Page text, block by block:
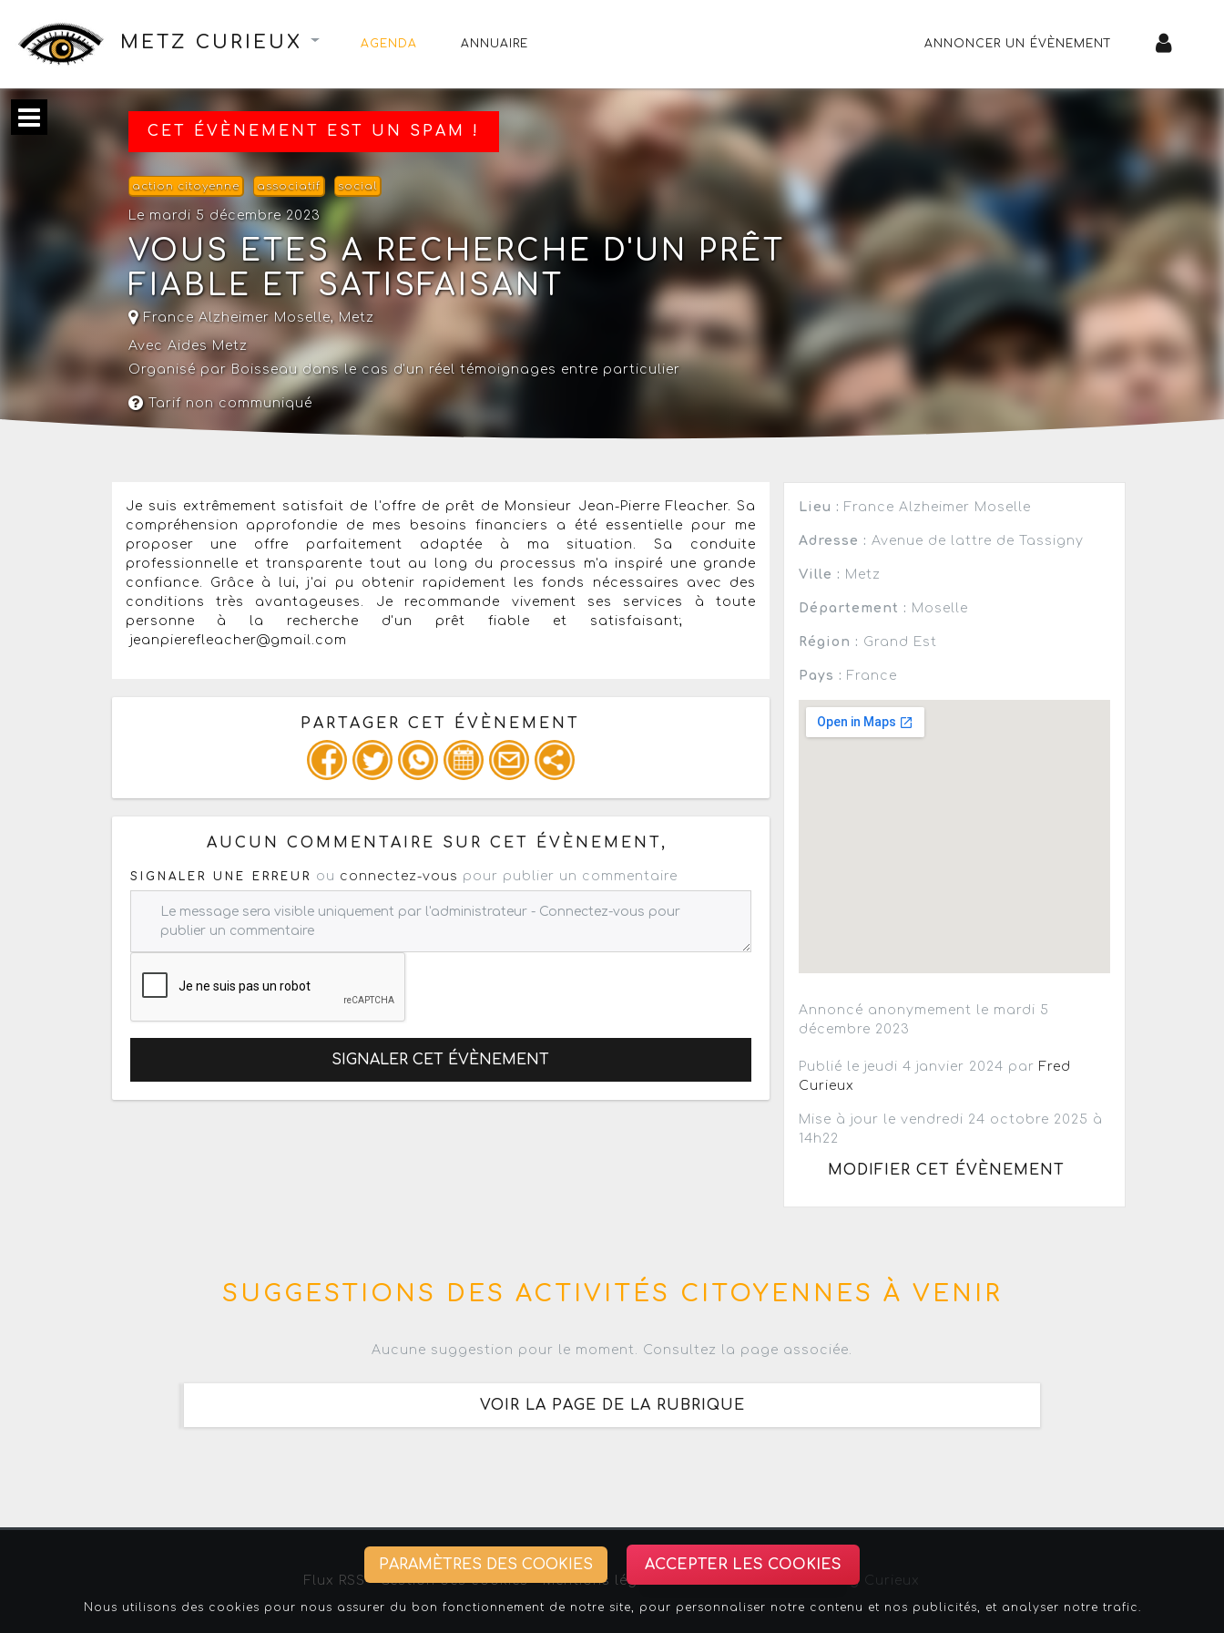
METZ CURIEUX AGENDA ANNUAIRE ANNONCER UN ÉVÈNEMENT
CET ÉVÈNEMENT EST UN SPAM !
action citoyenne associatif social
Le mardi 5 décembre 2023
VOUS ETES A RECHERCHE D'UN PRÊT
FIABLE ET SATISFAISANT
France Alzheimer Moselle, Metz
Avec Aides Metz
Organisé par Boisseau dans le cas d'un réel témoignages entre particulier
Tarif non communiqué
Je suis extrêmement satisfait de l'offre de prêt de Monsieur Jean-Pierre Fleacher. Sa
compréhension approfondie de mes besoins financiers a été essentielle pour me
proposer une offre parfaitement adaptée à ma situation. Sa conduite
professionnelle et transparente tout au long du processus m'a inspiré une grande
confiance. Grâce à lui, j'ai pu obtenir rapidement les fonds nécessaires avec des
conditions très avantageuses. Je recommande vivement ses services à toute
personne à la recherche d'un prêt fiable et satisfaisant;
jeanpierefleacher@gmail.com
PARTAGER CET ÉVÈNEMENT
Copiez les infos ci-dessous pour un : mail / forum / réseau social
AUCUN COMMENTAIRE SUR CET ÉVÈNEMENT,
SIGNALER UNE ERREUR ou connectez-vous pour publier un commentaire
SIGNALER CET ÉVÈNEMENT
Lieu : France Alzheimer Moselle
Adresse : Avenue de lattre de Tassigny
Ville : Metz
Département : Moselle
Région : Grand Est
Pays : France
Annoncé anonymement le mardi 5
décembre 2023
Publié le jeudi 4 janvier 2024 par Fred
Curieux
Mise à jour le vendredi 24 octobre 2025 à
14h22
MODIFIER CET ÉVÈNEMENT
SUGGESTIONS DES ACTIVITÉS CITOYENNES À VENIR
Aucune suggestion pour le moment. Consultez la page associée.
VOIR LA PAGE DE LA RUBRIQUE
Flux RSS-Gestion des cookies - Mentions légales Association Strasbourg Curieux
PARAMÈTRES DES COOKIES ACCEPTER LES COOKIES
Nous utilisons des cookies pour nous assurer du bon fonctionnement de notre site, pour personnaliser notre contenu et nos publicités, et analyser notre trafic.